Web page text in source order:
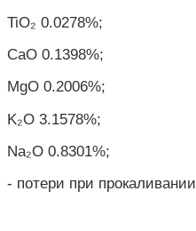
TiO₂ 0.0278%;
CaO 0.1398%;
MgO 0.2006%;
K₂O 3.1578%;
Na₂O 0.8301%;
- потери при прокаливании